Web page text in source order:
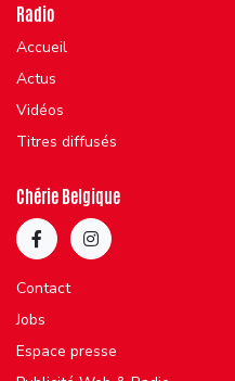
Radio
Accueil
Actus
Vidéos
Titres diffusés
Chérie Belgique
Contact
Jobs
Espace presse